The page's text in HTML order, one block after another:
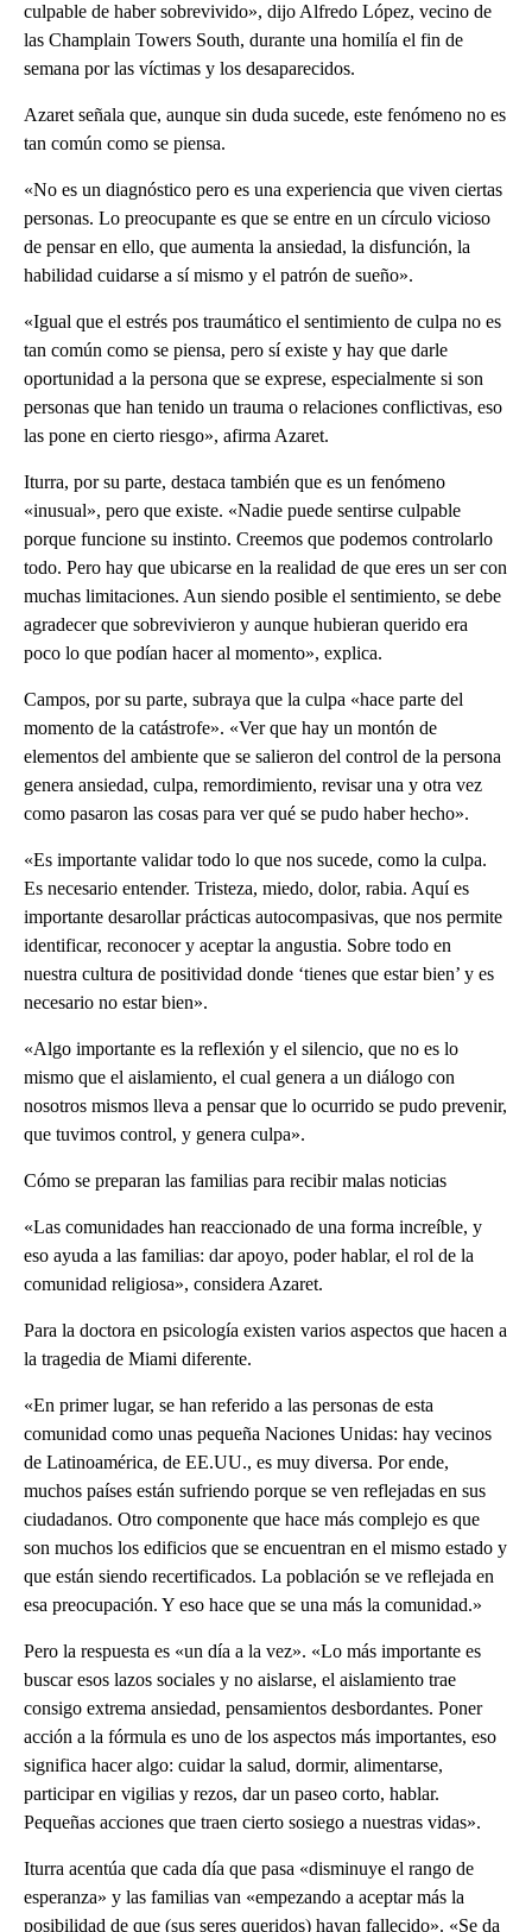
culpable de haber sobrevivido», dijo Alfredo López, vecino de
las Champlain Towers South, durante una homilía el fin de
semana por las víctimas y los desaparecidos.
Azaret señala que, aunque sin duda sucede, este fenómeno no es
tan común como se piensa.
«No es un diagnóstico pero es una experiencia que viven ciertas
personas. Lo preocupante es que se entre en un círculo vicioso
de pensar en ello, que aumenta la ansiedad, la disfunción, la
habilidad cuidarse a sí mismo y el patrón de sueño».
«Igual que el estrés pos traumático el sentimiento de culpa no es
tan común como se piensa, pero sí existe y hay que darle
oportunidad a la persona que se exprese, especialmente si son
personas que han tenido un trauma o relaciones conflictivas, eso
las pone en cierto riesgo», afirma Azaret.
Iturra, por su parte, destaca también que es un fenómeno
«inusual», pero que existe. «Nadie puede sentirse culpable
porque funcione su instinto. Creemos que podemos controlarlo
todo. Pero hay que ubicarse en la realidad de que eres un ser con
muchas limitaciones. Aun siendo posible el sentimiento, se debe
agradecer que sobrevivieron y aunque hubieran querido era
poco lo que podían hacer al momento», explica.
Campos, por su parte, subraya que la culpa «hace parte del
momento de la catástrofe». «Ver que hay un montón de
elementos del ambiente que se salieron del control de la persona
genera ansiedad, culpa, remordimiento, revisar una y otra vez
como pasaron las cosas para ver qué se pudo haber hecho».
«Es importante validar todo lo que nos sucede, como la culpa.
Es necesario entender. Tristeza, miedo, dolor, rabia. Aquí es
importante desarollar prácticas autocompasivas, que nos permite
identificar, reconocer y aceptar la angustia. Sobre todo en
nuestra cultura de positividad donde ‘tienes que estar bien’ y es
necesario no estar bien».
«Algo importante es la reflexión y el silencio, que no es lo
mismo que el aislamiento, el cual genera a un diálogo con
nosotros mismos lleva a pensar que lo ocurrido se pudo prevenir,
que tuvimos control, y genera culpa».
Cómo se preparan las familias para recibir malas noticias
«Las comunidades han reaccionado de una forma increíble, y
eso ayuda a las familias: dar apoyo, poder hablar, el rol de la
comunidad religiosa», considera Azaret.
Para la doctora en psicología existen varios aspectos que hacen a
la tragedia de Miami diferente.
«En primer lugar, se han referido a las personas de esta
comunidad como unas pequeña Naciones Unidas: hay vecinos
de Latinoamérica, de EE.UU., es muy diversa. Por ende,
muchos países están sufriendo porque se ven reflejadas en sus
ciudadanos. Otro componente que hace más complejo es que
son muchos los edificios que se encuentran en el mismo estado y
que están siendo recertificados. La población se ve reflejada en
esa preocupación. Y eso hace que se una más la comunidad.»
Pero la respuesta es «un día a la vez». «Lo más importante es
buscar esos lazos sociales y no aislarse, el aislamiento trae
consigo extrema ansiedad, pensamientos desbordantes. Poner
acción a la fórmula es uno de los aspectos más importantes, eso
significa hacer algo: cuidar la salud, dormir, alimentarse,
participar en vigilias y rezos, dar un paseo corto, hablar.
Pequeñas acciones que traen cierto sosiego a nuestras vidas».
Iturra acentúa que cada día que pasa «disminuye el rango de
esperanza» y las familias van «empezando a aceptar más la
posibilidad de que (sus seres queridos) hayan fallecido». «Se da